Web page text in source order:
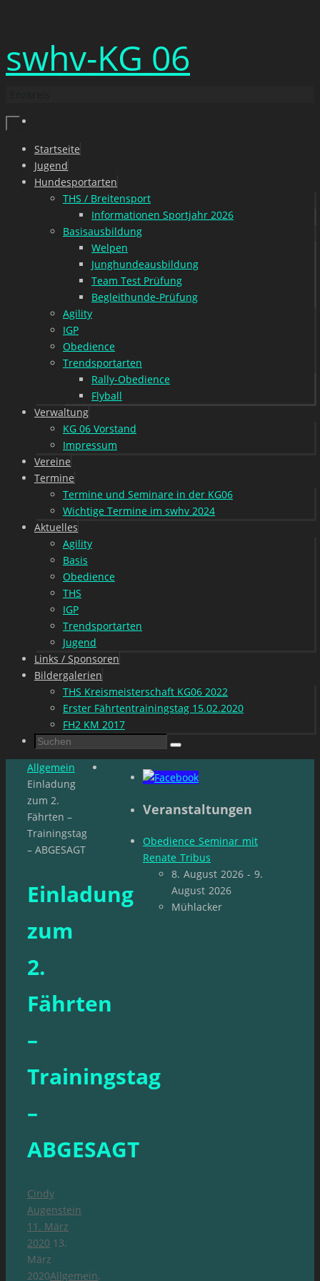
Inhalt
springen
swhv-KG 06
Zum
Inhalt
springen
Startseite
Jugend
Hundesportarten
THS / Breitensport
Informationen Sportjahr 2026
Basisausbildung
Welpen
Junghundeausbildung
Team Test Prüfung
Begleithunde-Prüfung
Agility
IGP
Obedience
Trendsportarten
Rally-Obedience
Flyball
Verwaltung
KG 06 Vorstand
Impressum
Vereine
Termine
Termine und Seminare in der KG06
Wichtige Termine im swhv 2024
Aktuelles
Agility
Basis
Obedience
THS
IGP
Trendsportarten
Jugend
Links / Sponsoren
Bildergalerien
THS Kreismeisterschaft KG06 2022
Erster Fährtentrainingstag 15.02.2020
FH2 KM 2017
Suchen
nach:
Suchen
Start
Allgemein
Einladung
zum 2.
Fährten –
Trainingstag
– ABGESAGT
Einladung
zum
2.
Fährten
–
Trainingstag
–
ABGESAGT
Cindy
Augenstein
11. März
2020 13.
März
2020Allgemein,
Veranstaltungen
Obedience Seminar mit
Renate Tribus
8. August 2026 - 9.
August 2026
Mühlacker